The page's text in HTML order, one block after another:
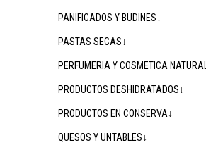
PANIFICADOS Y BUDINES↓
PASTAS SECAS↓
PERFUMERIA Y COSMETICA
PRODUCTOS DESHIDRATADOS↓
PRODUCTOS EN CONSERVA↓
QUESOS Y UNTABLES↓